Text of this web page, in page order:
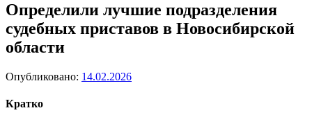
Определили лучшие подразделения
судебных приставов в Новосибирской
области
Опубликовано: 14.02.2026
Кратко